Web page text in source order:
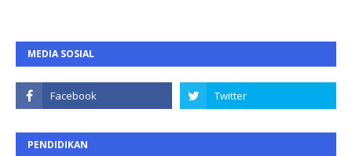
MEDIA SOSIAL
PENDIDIKAN